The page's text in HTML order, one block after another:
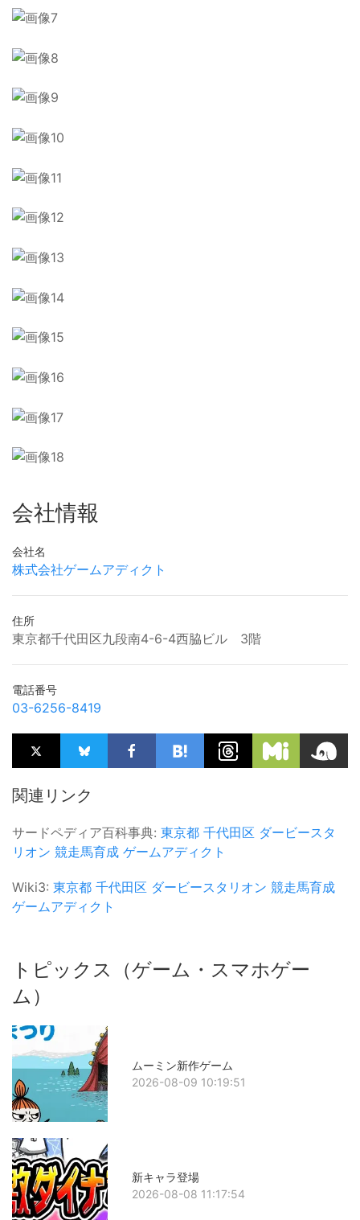
会社情報
会社名
株式会社ゲームアディクト
住所
東京都千代田区九段南4-6-4西脇ビル 3階
電話番号
03-6256-8419
関連リンク
サードペディア百科事典: 東京都 千代田区 ダービースタ
リオン 競走馬育成 ゲームアディクト
Wiki3: 東京都 千代田区 ダービースタリオン 競走馬育成
ゲームアディクト
トピックス（ゲーム・スマホゲー
ム）
ムーミン新作ゲーム
2026-08-09 10:19:51
新キャラ登場
2026-08-08 11:17:54